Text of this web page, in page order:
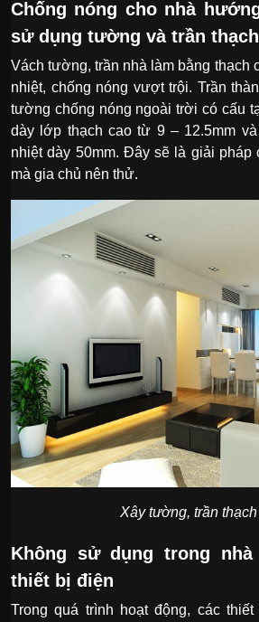
Chống nóng cho nhà
sử dụng tường và trần
Vách tường, trần nhà làm bằng thạch
nhiệt, chống nóng vượt trội. Trần
tường chống nóng ngoài trời có cấu
dày lớp thạch cao từ 9 – 12.5mm
nhiệt dày 50mm. Đây sẽ là giải pháp
mà gia chủ nên thử.
Xây tường, trần
Không sử dụng trong
thiết bị điện
Trong quá trình hoạt động, các